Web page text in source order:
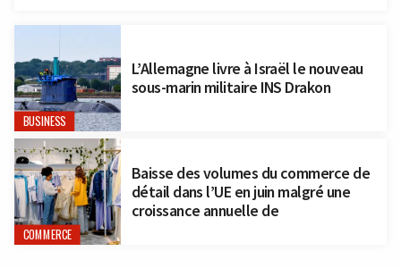
BUSINESS
L’Allemagne livre à Israël le nouveau
sous-marin militaire INS Drakon
COMMERCE
Baisse des volumes du commerce de
détail dans l’UE en juin malgré une
croissance annuelle de